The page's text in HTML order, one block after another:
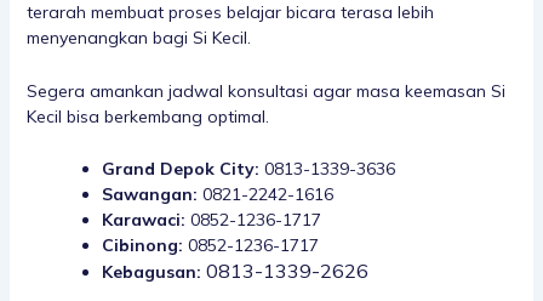
terarah membuat proses belajar bicara terasa lebih
menyenangkan bagi Si Kecil.
Segera amankan jadwal konsultasi agar masa keemasan Si
Kecil bisa berkembang optimal.
Grand Depok City: 0813-1339-3636
Sawangan: 0821-2242-1616
Karawaci: 0852-1236-1717
Cibinong: 0852-1236-1717
Kebagusan: 0813-1339-2626